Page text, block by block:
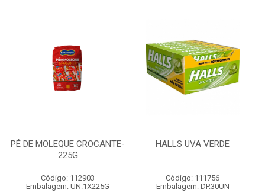
PÉ DE MOLEQUE CROCANTE-
225G
Código: 112903
Embalagem: UN.1X225G
HALLS UVA VERDE
Código: 111756
Embalagem: DP.30UN